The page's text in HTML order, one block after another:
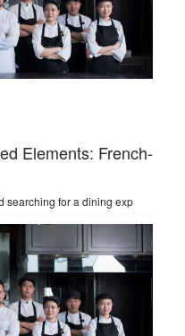
Elements: French-
searching for a dining exp